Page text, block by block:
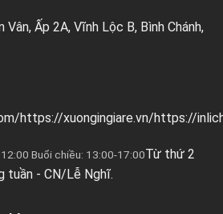
Vân, Ấp 2A, Vĩnh Lộc B, Bình Chánh,
https://xuongingiare.vn/https://
Buổi chiều: 13:00-17:00Từ thứ 2
tuần - CN/Lễ Nghĩ.